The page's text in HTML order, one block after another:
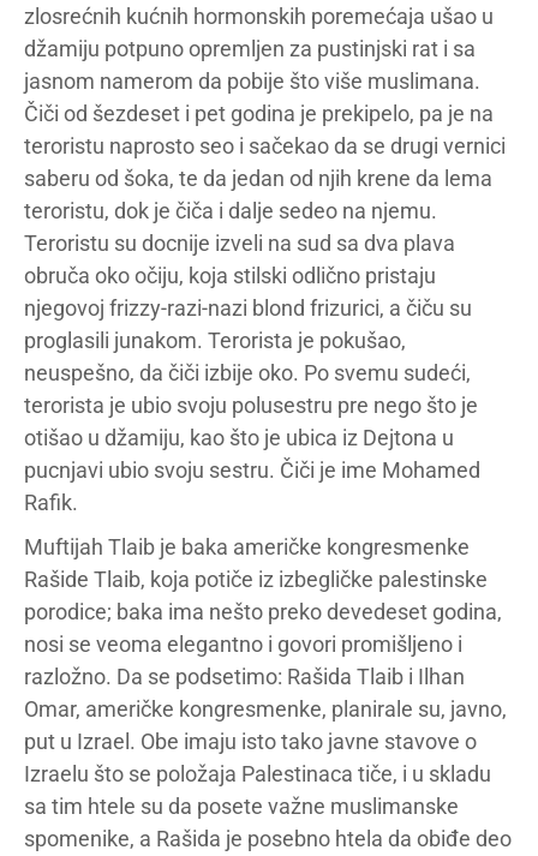
zlosrećnih kućnih hormonskih poremećaja ušao u
džamiju potpuno opremljen za pustinjski rat i sa
jasnom namerom da pobije što više muslimana.
Čiči od šezdeset i pet godina je prekipelo, pa je na
teroristu naprosto seo i sačekao da se drugi vernici
saberu od šoka, te da jedan od njih krene da lema
teroristu, dok je čiča i dalje sedeo na njemu.
Teroristu su docnije izveli na sud sa dva plava
obruča oko očiju, koja stilski odlično pristaju
njegovoj frizzy-razi-nazi blond frizurici, a čiču su
proglasili junakom. Terorista je pokušao,
neuspešno, da čiči izbije oko. Po svemu sudeći,
terorista je ubio svoju polusestru pre nego što je
otišao u džamiju, kao što je ubica iz Dejtona u
pucnjavi ubio svoju sestru. Čiči je ime Mohamed
Rafik.
Muftijah Tlaib je baka američke kongresmenke
Rašide Tlaib, koja potiče iz izbegličke palestinske
porodice; baka ima nešto preko devedeset godina,
nosi se veoma elegantno i govori promišljeno i
razložno. Da se podsetimo: Rašida Tlaib i Ilhan
Omar, američke kongresmenke, planirale su, javno,
put u Izrael. Obe imaju isto tako javne stavove o
Izraelu što se položaja Palestinaca tiče, i u skladu
sa tim htele su da posete važne muslimanske
spomenike, a Rašida je posebno htela da obiđe deo